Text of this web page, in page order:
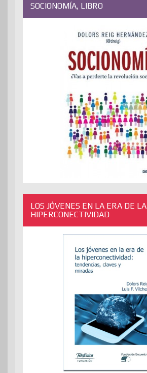
SOCIONOMÍA, LIBRO
LOS JÓVENES EN LA ERA DE LA
HIPERCONECTIVIDAD